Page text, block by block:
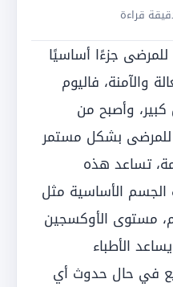
للمرضى جزءًا أساسيًا
والآمنة، فاليوم
وأصبح من
للمرضى بشكل مستمر
تساعد هذه
الأساسية مثل
مستوى الأوكسجين
الأطباء
في حال حدوث أي